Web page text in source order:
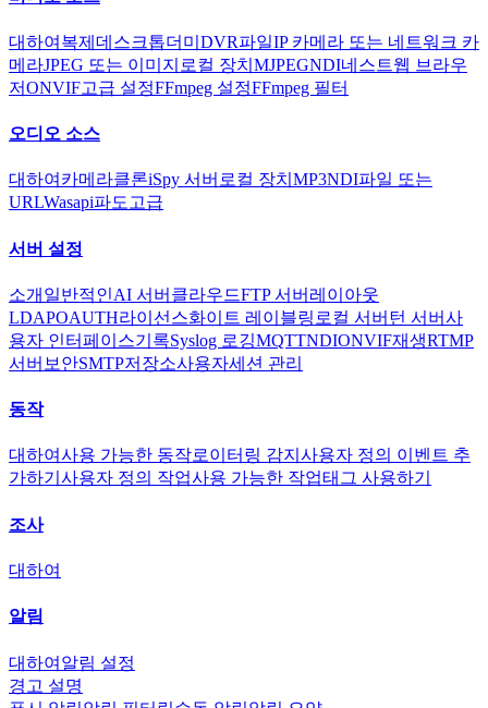
대하여 복제 데스크톱더미 DVR파일IP 카메라 또는 네트워크 카
메라JPEG 또는 이미지 로컬 장치 MJPEGNDI네스트웹 브라우
저ONVIF고급 설정FFmpeg 설정FFmpeg 필터
오디오 소스
대하여 카메라클론iSpy 서버 로컬 장치 MP3NDI파일 또는
URLWasapi파도 고급
서버 설정
소개 일반적인AI 서버 클라우드FTP 서버 레이아웃
LDAPOAUTH라이선스화이트 레이블링 로컬 서버 턴 서버사
용자 인터페이스기록Syslog 로깅MQTTNDIONVIF재생RTMP
서버 보안SMTP저장소사용자세션 관리
동작
대하여사용 가능한 동작로이터링 감지 사용자 정의 이벤트 추
가하기 사용자 정의 작업사용 가능한 작업태그 사용하기
조사
대하여
알림
대하여 알림 설정
경고 설명